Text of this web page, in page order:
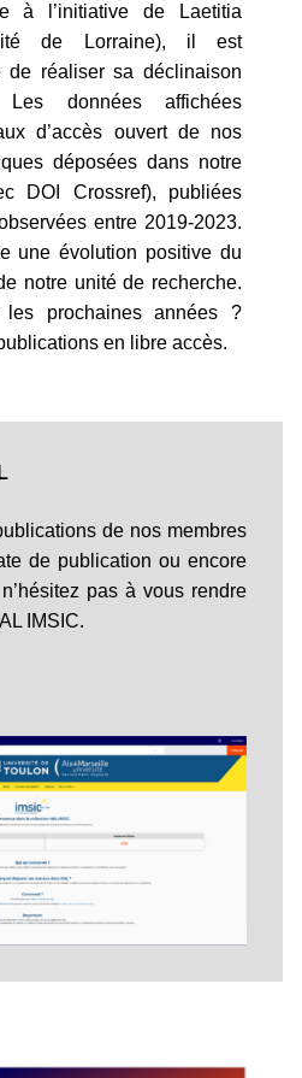
à l’initiative de Laetitia
de Lorraine), il est
de réaliser sa déclinaison
données affichées
d’accès ouvert de nos
déposées dans notre
DOI Crossref), publiées
entre 2019-2023.
une évolution positive du
notre unité de recherche.
les prochaines années ?
en libre accès.
de nos membres
de publication ou encore
pas à vous rendre
IMSIC.